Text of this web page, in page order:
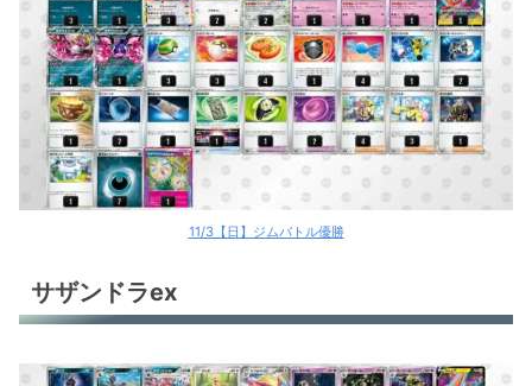
11/3【日】ジムバトル優勝
サザンドラex